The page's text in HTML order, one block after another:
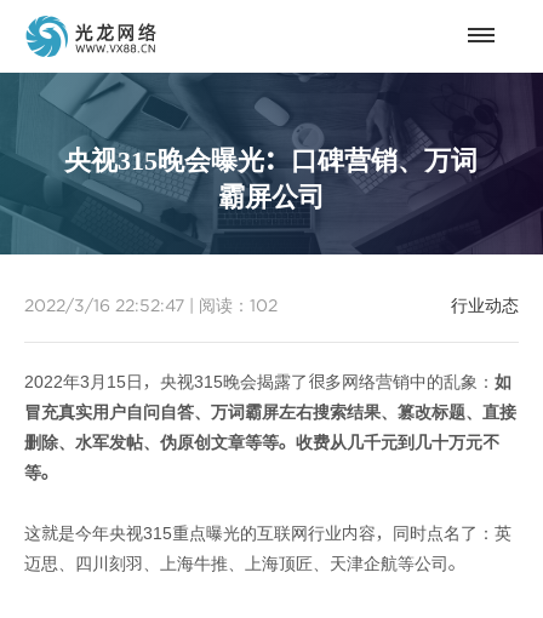
央视315晚会曝光：口碑营销、万词
霸屏公司
行业动态
2022/3/16 22:52:47 阅读： 102
2022年3月15日，央视315晚会揭露了很多网络营销中的乱象： 如
冒充真实用户自问自答、万词霸屏左右搜索结果、篡改标题、直接
删除、水军发帖、伪原创文章等等。收费从几千元到几十万元不
等。
这就是今年央视315重点曝光的互联网行业内容，同时点名了：英
迈思、四川刻羽、上海牛推、上海顶匠、天津企航等公司。